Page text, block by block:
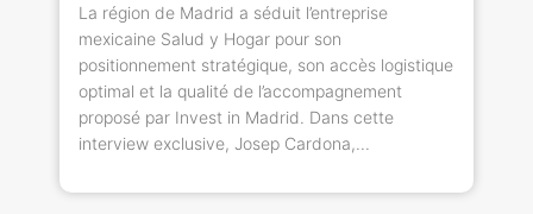
La région de Madrid a séduit l’entreprise
mexicaine Salud y Hogar pour son
positionnement stratégique, son accès logistique
optimal et la qualité de l’accompagnement
proposé par Invest in Madrid. Dans cette
interview exclusive, Josep Cardona,...